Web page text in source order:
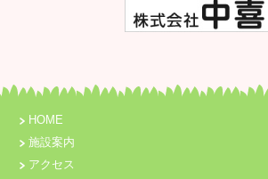
HOME
施設案内
アクセス